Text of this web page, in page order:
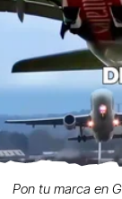
Pon tu marca en